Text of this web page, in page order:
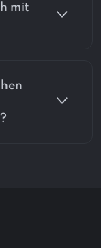
mit